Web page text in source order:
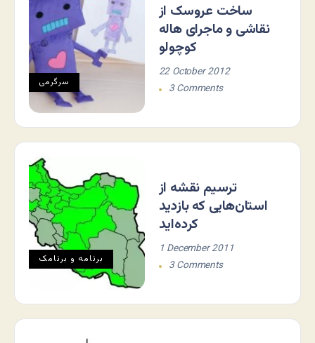
سرگرمی
ساخت عروسک از
نقاشی و ماجرای هاله
کوچولو
22 October 2012
3 Comments
برنامه و برنامک
ترسیم نقشه از
استان‌هایی که بازدید
کرده‌اید
1 December 2011
3 Comments